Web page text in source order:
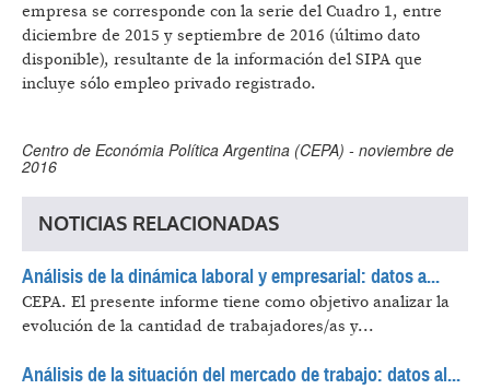
empresa se corresponde con la serie del Cuadro 1, entre
diciembre de 2015 y septiembre de 2016 (último dato
disponible), resultante de la información del SIPA que
incluye sólo empleo privado registrado.
Centro de Económia Política Argentina (CEPA) - noviembre de
2016
NOTICIAS RELACIONADAS
Análisis de la dinámica laboral y empresarial: datos a...
CEPA. El presente informe tiene como objetivo analizar la
evolución de la cantidad de trabajadores/as y...
Análisis de la situación del mercado de trabajo: datos al...